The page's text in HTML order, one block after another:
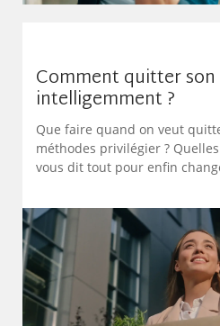
Comment quitter
intelligemment ?
Que faire quand on veut
méthodes privilégier ?
vous dit tout pour enfin